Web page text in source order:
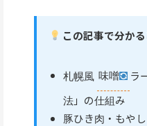
この記事で分か
札幌風 味噌
ラ
法」の仕組み
豚ひき肉・もや